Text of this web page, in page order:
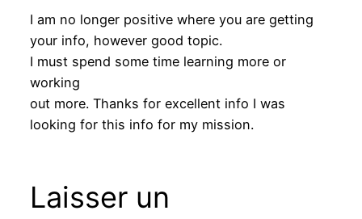
I am no longer positive where you are getting
your info, however good topic.
I must spend some time learning more or
working
out more. Thanks for excellent info I was
looking for this info for my mission.
Laisser un